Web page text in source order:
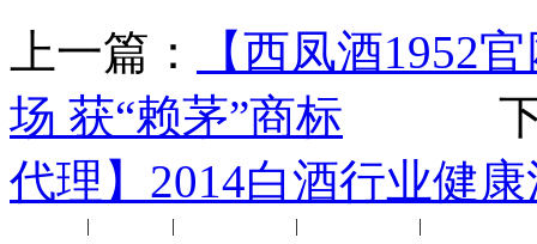
上一篇：
【西凤酒1952
场 获“赖茅”商标 下
代理】2014白酒行业健
| | | |